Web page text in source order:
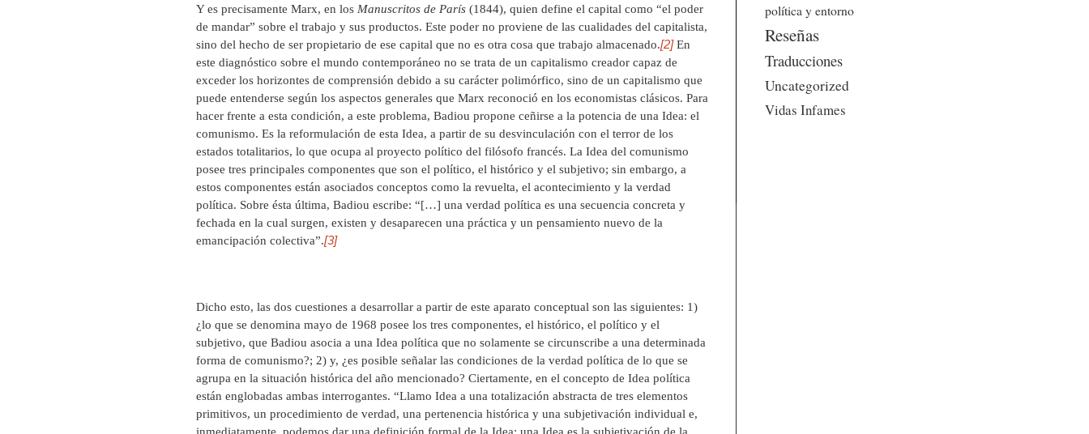
Y es precisamente Marx, en los Manuscritos de París (1844), quien define el capital como “el poder
de mandar” sobre el trabajo y sus productos. Este poder no proviene de las cualidades del capitalista,
sino del hecho de ser propietario de ese capital que no es otra cosa que trabajo almacenado.[2]En
este diagnóstico sobre el mundo contemporáneo no se trata de un capitalismo creador capaz de
exceder los horizontes de comprensión debido a su carácter polimórfico, sino de un capitalismo que
puede entenderse según los aspectos generales que Marx reconoció en los economistas clásicos. Para
hacer frente a esta condición, a este problema, Badiou propone ceñirse a la potencia de una Idea: el
comunismo. Es la reformulación de esta Idea, a partir de su desvinculación con el terror de los
estados totalitarios, lo que ocupa al proyecto político del filósofo francés. La Idea del comunismo
posee tres principales componentes que son el político, el histórico y el subjetivo; sin embargo, a
estos componentes están asociados conceptos como la revuelta, el acontecimiento y la verdad
política. Sobre ésta última, Badiou escribe: “[…] una verdad política es una secuencia concreta y
fechada en la cual surgen, existen y desaparecen una práctica y un pensamiento nuevo de la
emancipación colectiva”.[3]
Dicho esto, las dos cuestiones a desarrollar a partir de este aparato conceptual son las siguientes: 1)
¿lo que se denomina mayo de 1968 posee los tres componentes, el histórico, el político y el
subjetivo, que Badiou asocia a una Idea política que no solamente se circunscribe a una determinada
forma de comunismo?; 2) y, ¿es posible señalar las condiciones de la verdad política de lo que se
agrupa en la situación histórica del año mencionado? Ciertamente, en el concepto de Idea política
están englobadas ambas interrogantes. “Llamo Idea a una totalización abstracta de tres elementos
primitivos, un procedimiento de verdad, una pertenencia histórica y una subjetivación individual e,
inmediatamente, podemos dar una definición formal de la Idea: una Idea es la subjetivación de la
política y entorno
Reseñas
Traducciones
Uncategorized
Vidas Infames